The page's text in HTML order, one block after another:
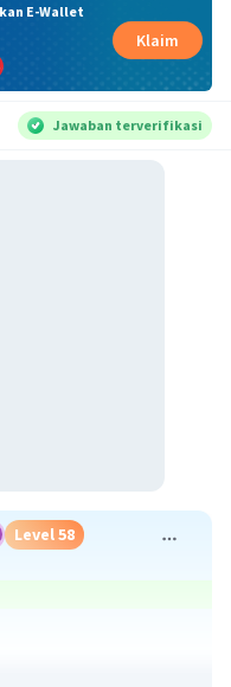
E-Wallet
Klaim
Jawaban terverifikasi
Level 58